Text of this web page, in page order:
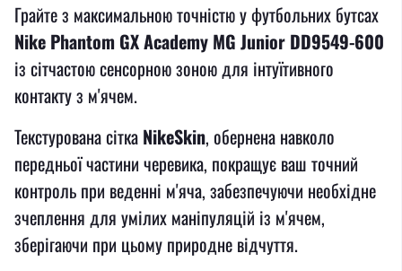
Грайте з максимальною точністю у футбольних бутсах
Nike Phantom GX Academy MG Junior DD9549-600
із сітчастою сенсорною зоною для інтуїтивного
контакту з м'ячем.
Текстурована сітка NikeSkin, обернена навколо
передньої частини черевика, покращує ваш точний
контроль при веденні м'яча, забезпечуючи необхідне
зчеплення для умілих маніпуляцій із м'ячем,
зберігаючи при цьому природне відчуття.